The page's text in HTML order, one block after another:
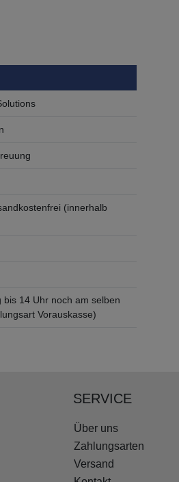
(innerhalb
14 Uhr noch am selben
Vorauskasse)
SERVICE
Über uns
Zahlungsarten
Versand